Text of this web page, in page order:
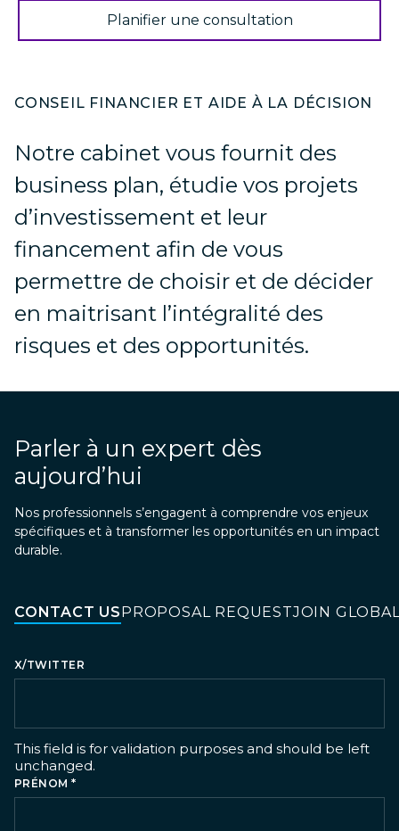
Planifier une consultation
CONSEIL FINANCIER ET AIDE À LA DÉCISION
Notre cabinet vous fournit des
business plan, étudie vos projets
d’investissement et leur
financement afin de vous
permettre de choisir et de décider
en maitrisant l’intégralité des
risques et des opportunités.
Parler à un expert dès
aujourd’hui
Nos professionnels s’engagent à comprendre vos enjeux
spécifiques et à transformer les opportunités en un impact
durable.
CONTACT USPROPOSAL REQUESTJOIN
X/TWITTER
This field is for validation purposes and should be left
unchanged.
PRÉNOM *